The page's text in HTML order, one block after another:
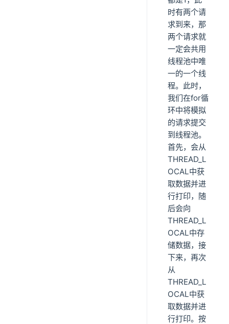
时有两个请
求到来，那
两个请求就
一定会共用
线程池中唯
一的一个线
程。此时，
我们在for循
环中将模拟
的请求提交
到线程池。
首先，会从
THREAD_L
OCAL中获
取数据并进
行打印，随
后会向
THREAD_L
OCAL中存
储数据，接
下来，再次
从
THREAD_L
OCAL中获
取数据并进
行打印。按